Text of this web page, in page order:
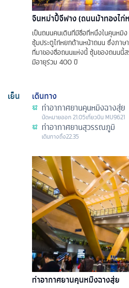
จินหม่าปี้จีฟาง (ถนนม้าทองไก่
เป็นถนนคนเดินที่มีชื่อที่หนึ่งในคุนหมิ
ซุ้มประตูไก่หยกด้านหน้าถนน ซึ่งภาษ
ที่มาของชื่อถนนแห่งนี้ ซุ้มของถนนนี้
มีอายุร่วม 400 ปี
เย็น
เดินทาง
ท่าอากาศยานคุนหมิงฉางสุ่ย
นัดหมายออก21.05เที่ยวบิน MU9621
ท่าอากาศยานสุวรรณภูมิ
เดินทางถึง22.35
ท่าอากาศยานคุนหมิงฉางสุ่ย